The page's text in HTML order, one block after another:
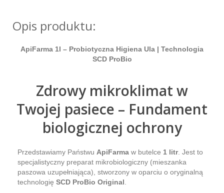
Opis produktu:
ApiFarma 1l – Probiotyczna Higiena Ula | Technologia
SCD ProBio
Zdrowy mikroklimat w
Twojej pasiece – Fundament
biologicznej ochrony
Przedstawiamy Państwu ApiFarma w butelce 1 litr. Jest to
specjalistyczny preparat mikrobiologiczny (mieszanka
paszowa uzupełniająca), stworzony w oparciu o oryginalną
technologię SCD ProBio Original